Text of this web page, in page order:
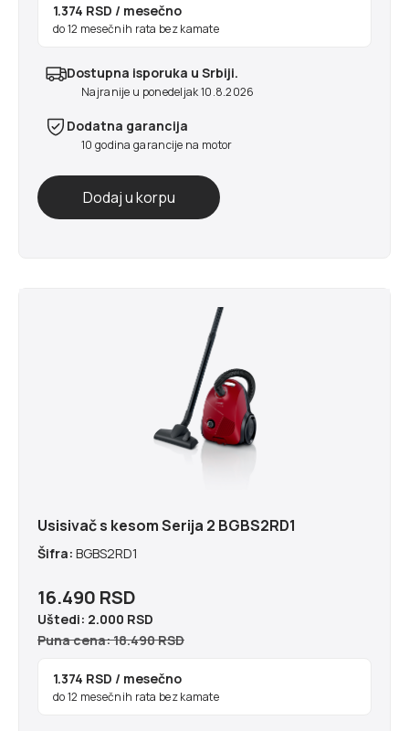
1.374 RSD / mesečno
do 12 mesečnih rata bez kamate
Dostupna isporuka u Srbiji.
Najranije u ponedeljak 10.8.2026
Dodatna garancija
10 godina garancije na motor
Usisivač s kesom Serija 2 BGBS2RD1
Šifra: BGBS2RD1
16.490 RSD
Uštedi: 2.000 RSD
Puna cena: 18.490 RSD
1.374 RSD / mesečno
do 12 mesečnih rata bez kamate